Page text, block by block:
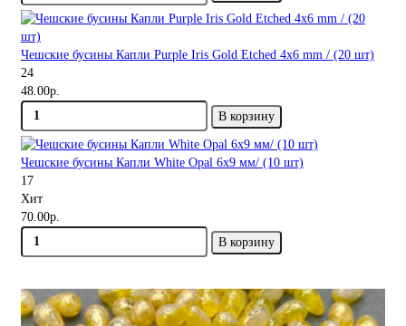
Чешские бусины Капли Purple Iris Gold Etched 4x6 mm / (20 шт)
24
48.00р.
В корзину
Чешские бусины Капли White Opal 6x9 мм/ (10 шт)
17
Хит
70.00р.
В корзину